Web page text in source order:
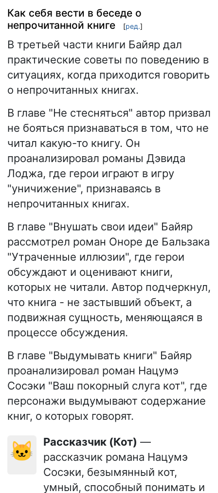
Как себя вести в беседе о
непрочитанной книге
[ред.]
В третьей части книги Байяр дал
практические советы по поведению в
ситуациях, когда приходится говорить
о непрочитанных книгах.
В главе "Не стесняться" автор призвал
не бояться признаваться в том, что не
читал какую-то книгу. Он
проанализировал романы Дэвида
Лоджа, где герои играют в игру
"уничижение", признаваясь в
непрочитанных книгах.
В главе "Внушать свои идеи" Байяр
рассмотрел роман Оноре де Бальзака
"Утраченные иллюзии", где герои
обсуждают и оценивают книги,
которых не читали. Автор подчеркнул,
что книга - не застывший объект, а
подвижная сущность, меняющаяся в
процессе обсуждения.
В главе "Выдумывать книги" Байяр
проанализировал роман Нацумэ
Сосэки "Ваш покорный слуга кот", где
персонажи выдумывают содержание
книг, о которых говорят.
🐱 Рассказчик (Кот) —
рассказчик романа Нацумэ
Сосэки, безымянный кот,
умный, способный понимать и